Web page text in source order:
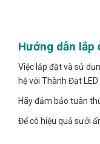
Hướng dẫn lắp
Việc lắp đặt và sử
hệ với Thành Đạt
Hãy đảm bảo tuân
Để có hiệu quả sưởi